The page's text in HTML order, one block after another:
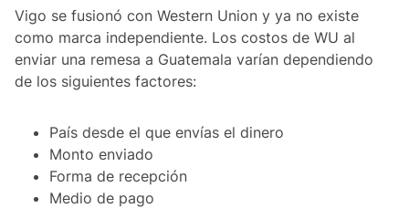
Vigo se fusionó con Western Union y ya no existe
como marca independiente. Los costos de WU al
enviar una remesa a Guatemala varían dependiendo
de los siguientes factores:
País desde el que envías el dinero
Monto enviado
Forma de recepción
Medio de pago